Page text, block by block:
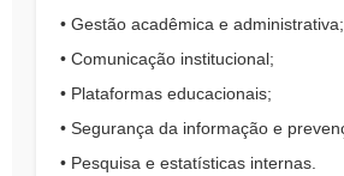
• Gestão acadêmica e administrativa;
• Comunicação institucional;
• Plataformas educacionais;
• Segurança da informação e
• Pesquisa e estatísticas internas.